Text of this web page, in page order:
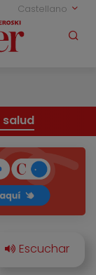
Castellano
salud